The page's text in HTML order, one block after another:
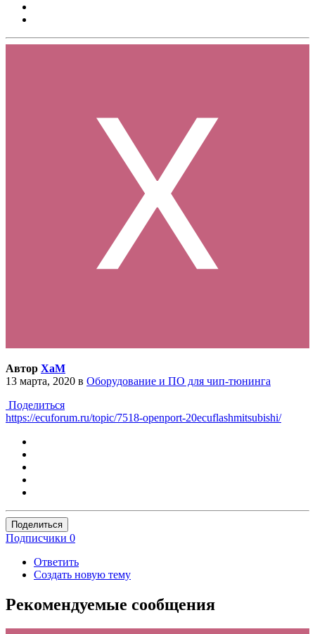
Автор XaM
13 марта, 2020 в Оборудование и ПО для чип-тюнинга
Поделиться
https://ecuforum.ru/topic/7518-openport-20ecuflashmitsubishi/
Поделиться
Подписчики 0
Ответить
Создать новую тему
Рекомендуемые сообщения